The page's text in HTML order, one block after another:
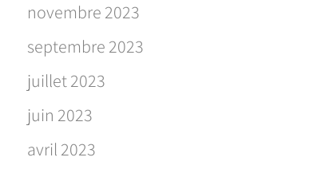
novembre 2023
septembre 2023
juillet 2023
juin 2023
avril 2023